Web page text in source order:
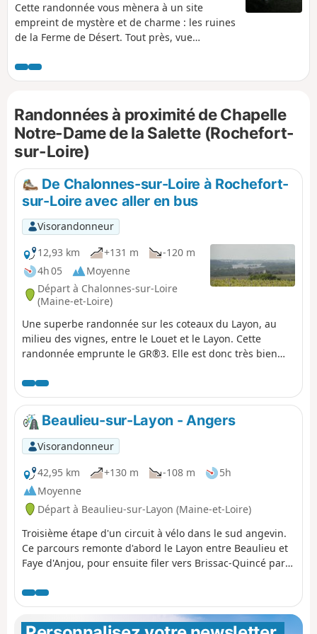
Cette randonnée vous mènera à un site
empreint de mystère et de charme : les ruines
de la Ferme de Désert. Tout près, vue
l’Île de Chalonnes. Puis, elle se poursuit vers
la Vallée, île emprisonnée entre le Louet, bras
ces bras de Loire, souvent à sec pendant l’été,
agrémentent la fin du parcours. À noter la
disposition des maisons ou des hameaux,
surélevés sur un tertre pour se protéger des
crues. Pour le franchissement du Louet et
l'organisation pour le retour, voir les
informations pratiques.
Randonnées à proximité de Chapelle
Notre-Dame de la Salette (Rochefort-
sur-Loire)
De Chalonnes-sur-Loire à Rochefort-
sur-Loire avec aller en bus
Visorandonneur
12,93 km
+131 m
-120 m
4h 05
Moyenne
Départ à Chalonnes-sur-Loire
(Maine-et-Loire)
Une superbe randonnée sur les coteaux du Layon, au
milieu des vignes, entre le Louet et le Layon. Cette
randonnée emprunte le GR®3. Elle est donc très bien
Beaulieu-sur-Layon - Angers
Visorandonneur
42,95 km
+130 m -108 m
5h
Moyenne
Départ à Beaulieu-sur-Layon (Maine-et-Loire)
Troisième étape d'un circuit à vélo dans le sud angevin.
Ce parcours remonte d'abord le Layon entre Beaulieu et
Faye d'Anjou, pour ensuite filer vers Brissac-Quincé par
soi, on rejoint ensuite le chapelet de villages qui bordent
la Loire, pour descendre ensuite jusqu'aux Ponts-de-Cé.
Le franchissement du fleuve marque la fin du vignoble,